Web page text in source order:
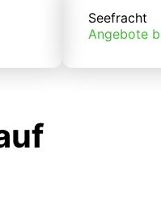
Seefracht
Angebote